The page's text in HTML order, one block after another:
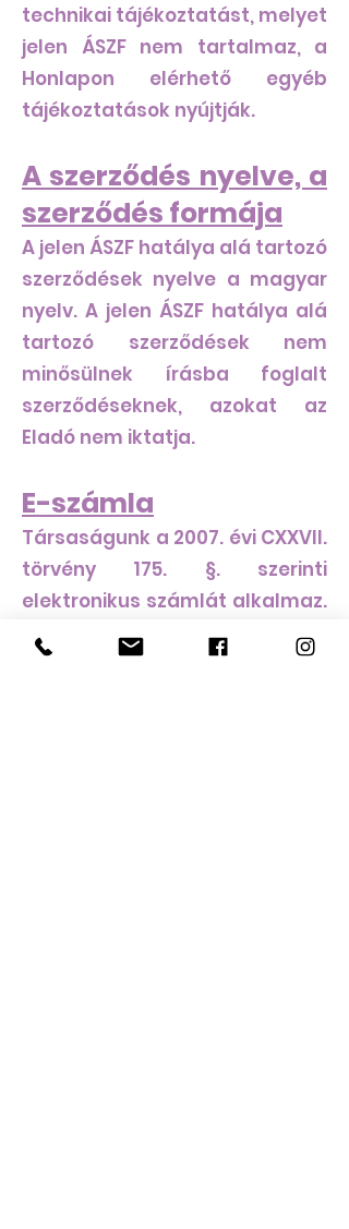
technikai tájékoztatást, melyet
jelen ÁSZF nem tartalmaz, a
Honlapon elérhető egyéb
tájékoztatások nyújtják.
A szerződés nyelve, a
szerződés formája
A jelen ÁSZF hatálya alá tartozó
szerződések nyelve a magyar
nyelv. A jelen ÁSZF hatálya alá
tartozó szerződések nem
minősülnek írásba foglalt
szerződéseknek, azokat az
Eladó nem iktatja.
E-számla
Társaságunk a 2007. évi CXXVII.
törvény 175. §. szerinti
elektronikus számlát alkalmaz.
Ön a jelen ÁSZF elfogadásával
belegyezését adja az